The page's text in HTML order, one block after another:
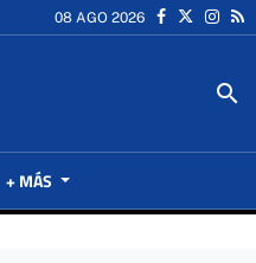
08 AGO 2026
search
+ MÁS